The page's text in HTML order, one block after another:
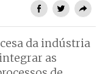
da indústria
as